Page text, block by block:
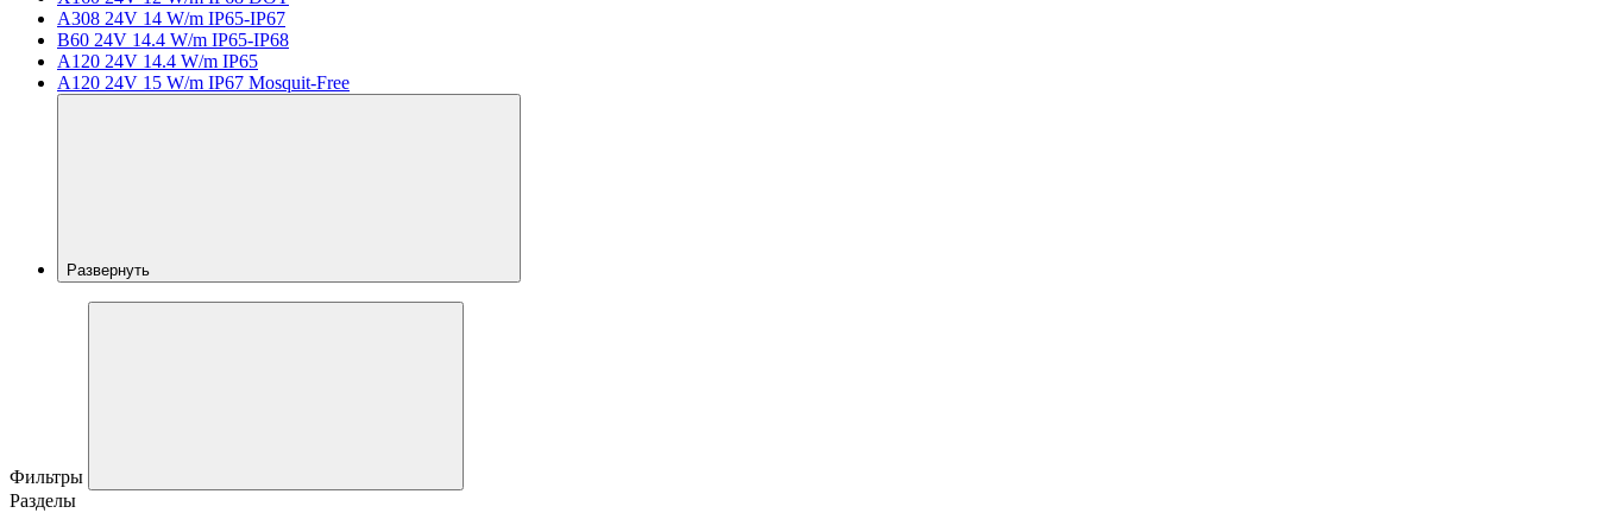
A308 24V 14 W/m IP65-IP67
B60 24V 14.4 W/m IP65-IP68
A120 24V 14.4 W/m IP65
A120 24V 15 W/m IP67 Mosquit-Free
Развернуть
Фильтры
Разделы